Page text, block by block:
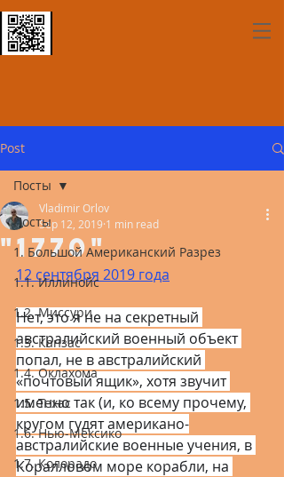
Post
Посты
1. Большой Американский Разрез
1.1. Иллинойс
1.2. Миссури
1.3. Канзас
1.4. Оклахома
1.5. Техас
1.6. Нью-Мексико
1.7. Колорадо
Посты
"1770"
Vladimir Orlov
Sep 12, 2019 1 min read
12 сентября 2019 года
Нет, это я не на секретный
австралийский военный объект
попал, не в австралийский
«почтовый ящик», хотя звучит
именно так (и, ко всему прочему,
кругом гудят американо-
австралийские военные учения, в
Коралловом море корабли, на